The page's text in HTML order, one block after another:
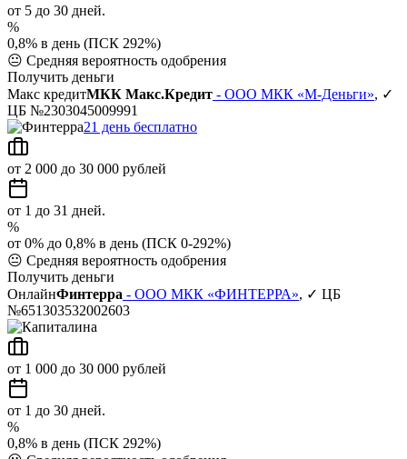
от 5 до 30 дней.
%
0,8% в день (ПСК 292%)
😐 Средняя вероятность одобрения
Получить деньги
Макс кредитМКК Макс.Кредит - ООО МКК «М-Деньги», ✓
ЦБ №2303045009991
21 день бесплатно
от 2 000 до 30 000 рублей
от 1 до 31 дней.
%
от 0% до 0,8% в день (ПСК 0-292%)
😐 Средняя вероятность одобрения
Получить деньги
ОнлайнФинтерра - ООО МКК «ФИНТЕРРА», ✓ ЦБ
№651303532002603
от 1 000 до 30 000 рублей
от 1 до 30 дней.
%
0,8% в день (ПСК 292%)